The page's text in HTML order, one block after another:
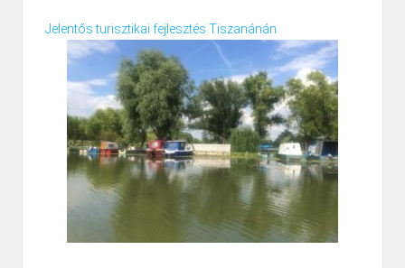
Jelentős turisztikai fejlesztés Tiszanánán